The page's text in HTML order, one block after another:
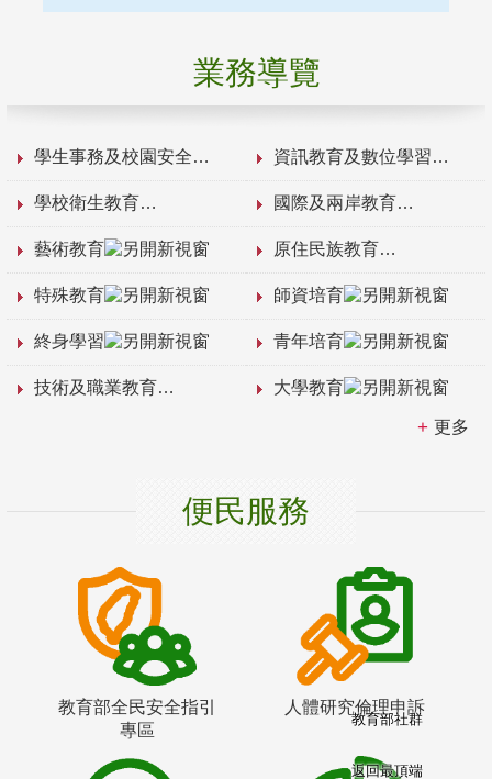
業務導覽
學生事務及校園安全 資訊教育及數位學習
學校衛生教育 國際及兩岸教育
藝術教育 原住民族教育
特殊教育 師資培育
終身學習 青年培育
技術及職業教育 大學教育
更多
便民服務
教育部全民安全指引
專區
人體研究倫理申訴
教育部社群
返回最頂端